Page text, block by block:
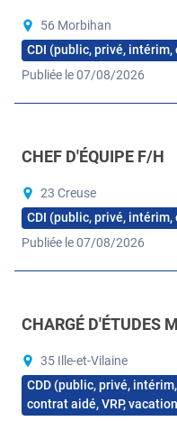
56 Morbihan
CDI (public, privé, intérim,
Publiée le 07/08/2026
CHEF D'ÉQUIPE F/H
23 Creuse
CDI (public, privé, intérim,
Publiée le 07/08/2026
CHARGÉ D'ÉTUDES
35 Ille-et-Vilaine
CDD (public, privé,
contrat aidé, VRP,